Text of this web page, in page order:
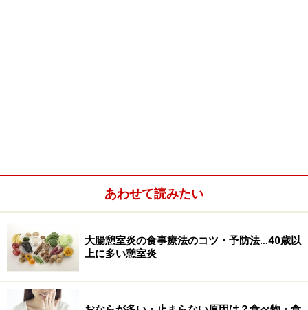
あわせて読みたい
大腸憩室炎の食事療法のコツ・予防法…40歳以
上に多い憩室炎